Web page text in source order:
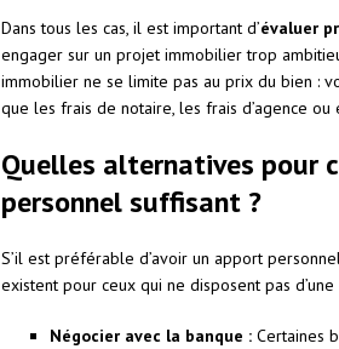
Dans tous les cas, il est important d’évaluer
engager sur un projet immobilier trop
immobilier ne se limite pas au prix du bien :
que les frais de notaire, les frais d’agence
Quelles alternatives pour
personnel suffisant ?
S’il est préférable d’avoir un apport
existent pour ceux qui ne disposent pas
Négocier avec la banque : Certaines